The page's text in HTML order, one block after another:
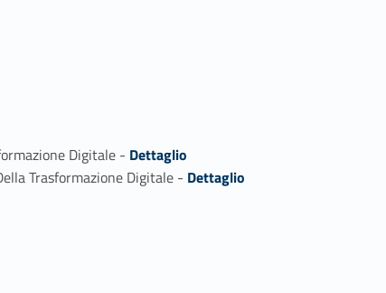
Digitale - Link identifier #identifier_person_131533-1
Dettaglio
Trasformazione Digitale - Link identifier #identifier_person_9099-2
Dettaglio